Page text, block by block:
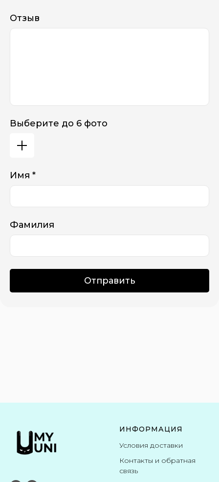
Отзыв
Выберите до 6 фото
Имя *
Фамилия
Отправить
ИНФОРМАЦИЯ
Условия доставки
Контакты и обратная
связь